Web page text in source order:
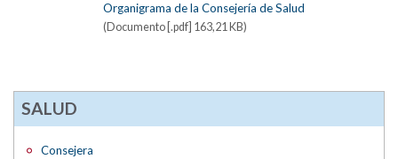
Organigrama de la Consejería de Salud
(Documento [.pdf] 163,21 KB)
SALUD
Consejera